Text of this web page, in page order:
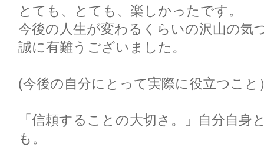
とても、とても、楽しかったです。
今後の人生が変わるくらいの沢山の気
誠に有難うございました。
(今後の自分にとって実際に役立つこと
「信頼することの大切さ。」自分自身
も。